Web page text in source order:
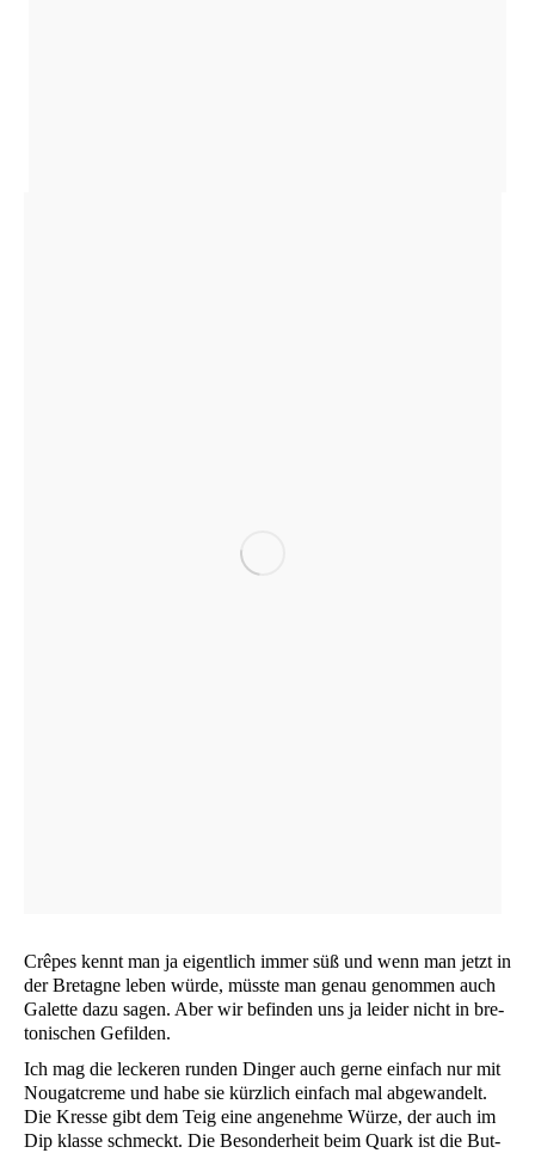
Crê­pes kennt man ja eigent­lich immer süß und wenn man jetzt in
der Bre­ta­gne leben wür­de, müss­te man genau genom­men auch
Galet­te dazu sagen. Aber wir befin­den uns ja lei­der nicht in bre­
to­ni­schen Gefilden.
Ich mag die lecke­ren run­den Din­ger auch ger­ne ein­fach nur mit
Nou­gat­creme und habe sie kürz­lich ein­fach mal abge­wan­delt.
Die Kres­se gibt dem Teig eine ange­neh­me Wür­ze, der auch im
Dip klas­se schmeckt. Die Beson­der­heit beim Quark ist die But­